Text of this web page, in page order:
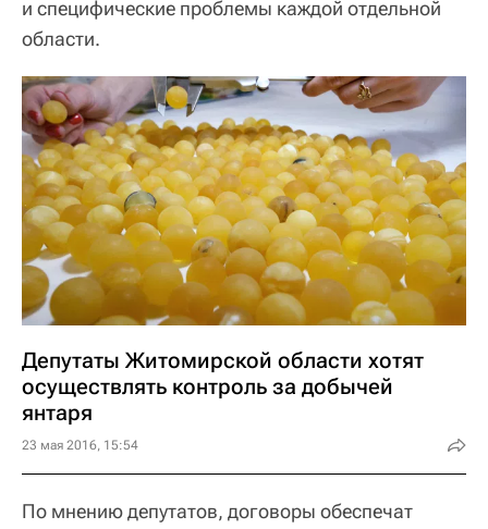
и специфические проблемы каждой отдельной
области.
Депутаты Житомирской области хотят
осуществлять контроль за добычей
янтаря
23 мая 2016, 15:54
По мнению депутатов, договоры обеспечат